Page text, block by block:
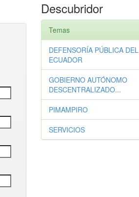
Descubridor
Temas
DEFENSORÍA PÚBLICA DEL
ECUADOR
GOBIERNO AUTÓNOMO
DESCENTRALIZADO...
PIMAMPIRO
SERVICIOS